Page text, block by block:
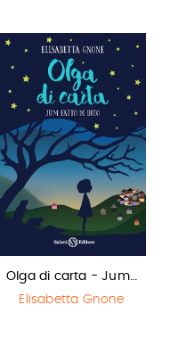
Olga di carta - Jum…
Elisabetta Gnone